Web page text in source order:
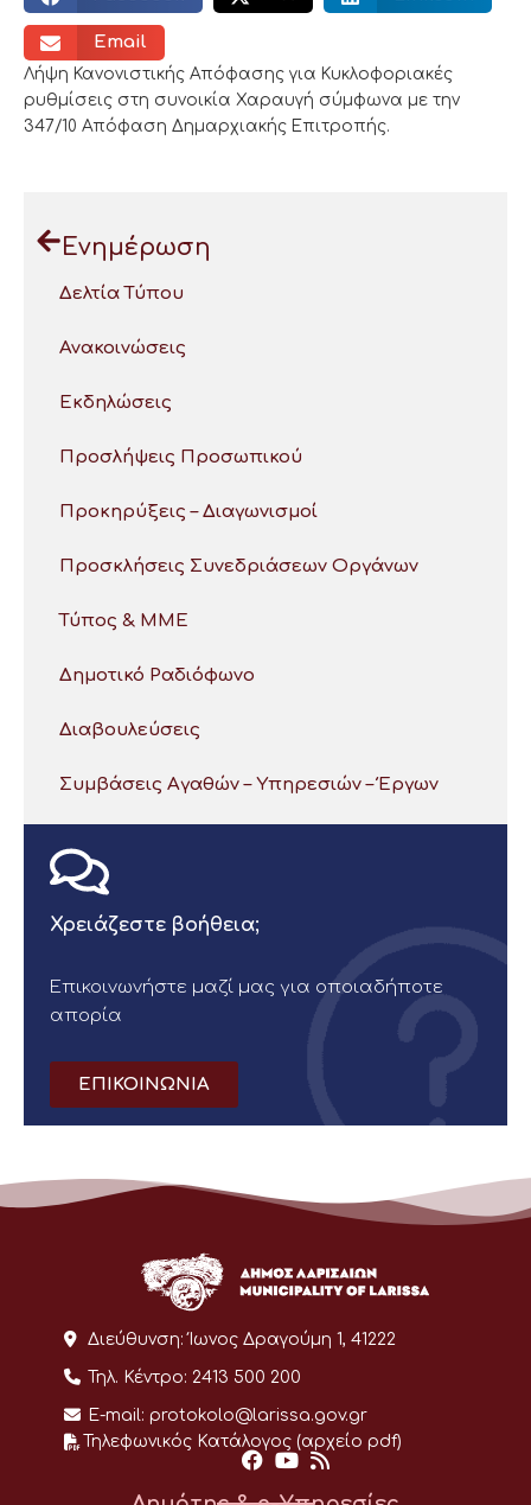
Email
Λήψη Κανονιστικής Απόφασης για Κυκλοφοριακές
ρυθμίσεις στη συνοικία Χαραυγή σύμφωνα με την
347/10 Απόφαση Δημαρχιακής Επιτροπής.
Ενημέρωση
Δελτία Τύπου
Ανακοινώσεις
Εκδηλώσεις
Προσλήψεις Προσωπικού
Προκηρύξεις – Διαγωνισμοί
Προσκλήσεις Συνεδριάσεων Οργάνων
Τύπος & ΜΜΕ
Δημοτικό Ραδιόφωνο
Διαβουλεύσεις
Συμβάσεις Αγαθών – Υπηρεσιών – Έργων
Χρειάζεστε βοήθεια;
Επικοινωνήστε μαζί μας για οποιαδήποτε
απορία
ΕΠΙΚΟΙΝΩΝΙΑ
Διεύθυνση: Ίωνος Δραγούμη 1, 41222
Τηλ. Κέντρο: 2413 500 200
E-mail: protokolo@larissa.gov.gr
Τηλεφωνικός Κατάλογος (αρχείο pdf)